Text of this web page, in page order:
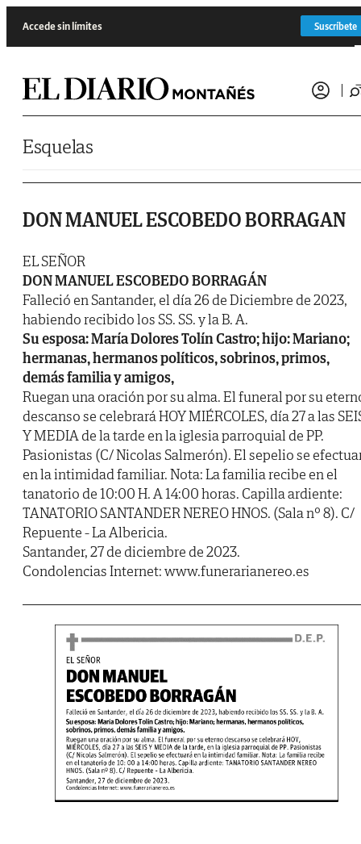
Accede sin límites Suscríbete
Esquelas
DON MANUEL ESCOBEDO BORRAGAN
EL SEÑOR
DON MANUEL ESCOBEDO BORRAGÁN
Falleció en Santander, el día 26 de Diciembre de 2023,
habiendo recibido los SS. SS. y la B. A.
Su esposa: María Dolores Tolín Castro; hijo: Mariano;
hermanas, hermanos políticos, sobrinos, primos,
demás familia y amigos,
Ruegan una oración por su alma. El funeral por su
descanso se celebrará HOY MIÉRCOLES, día 27 a las
Y MEDIA de la tarde en la iglesia parroquial de PP.
Pasionistas (C/ Nicolas Salmerón). El sepelio se
en la intimidad familiar. Nota: La familia recibe en el
tanatorio de 10:00 H. A 14:00 horas. Capilla ardiente:
TANATORIO SANTANDER NEREO HNOS. (Sala nº 8). C/
Repuente - La Albericia.
Santander, 27 de diciembre de 2023.
Condolencias Internet: www.funerarianereo.es